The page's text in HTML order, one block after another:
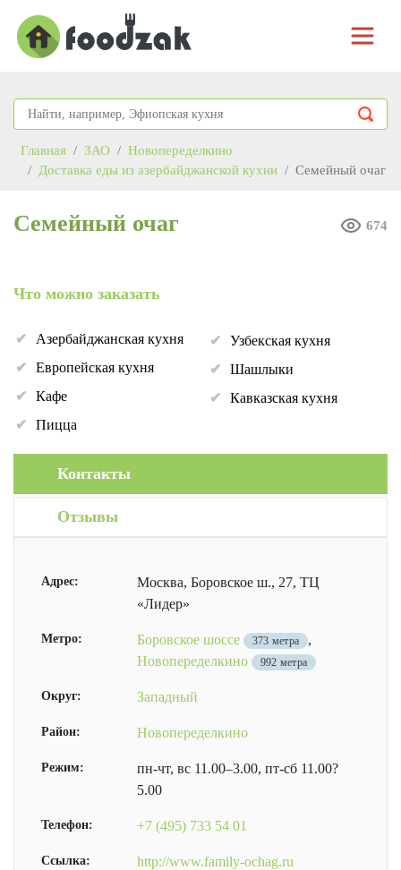
Главная ЗАО
Новопеределкино
Доставка еды из азербайджанской кухни
Семейный очаг
Семейный очаг 674
Что можно заказать
Азербайджанская кухня
Европейская кухня
Кафе
Пицца
Узбекская кухня
Шашлыки
Кавказская кухня
Контакты
Отзывы
Адрес:
Москва, Боровское ш., 27, ТЦ
«Лидер»
Метро: Боровское шоссе 373 метра
,
Новопеределкино
992 метра
Округ: Западный
Район: Новопеределкино
Режим:
пн-чт, вс 11.00–3.00, пт-сб 11.00?
5.00
Телефон: +7 (495) 733 54 01
Ссылка: http://www.family-ochag.ru